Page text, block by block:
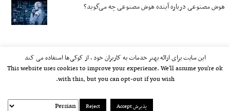
هوش مصنوعی درباره آینده هوش مصنوعی چه می‌گوید؟
این سایت برای ارائه بهتر خدمات به کاربران خود ، از کوکی‌ها استفاده می کند
This website uses cookies to improve your experience. We'll assume you're ok
with this, but you can opt-out if you wish.
پذیرش Accept Reject